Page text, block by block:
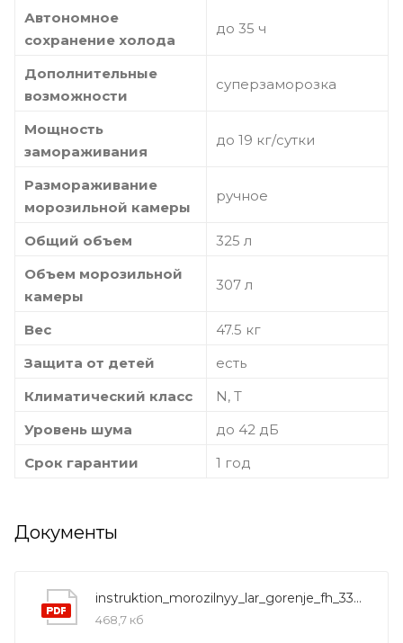
Автономное
сохранение холода
до 35 ч
Дополнительные
возможности
суперзаморозка
Мощность
замораживания
до 19 кг/cутки
Размораживание
морозильной камеры
ручное
Общий объем
325 л
Объем морозильной
камеры
307 л
Вес
47.5 кг
Защита от детей
есть
Климатический класс
N, T
Уровень шума
до 42 дБ
Срок гарантии
1 год
Документы
instruktion_morozilnyy_lar_gorenje_fh_33_bw_rus
468,7 кб